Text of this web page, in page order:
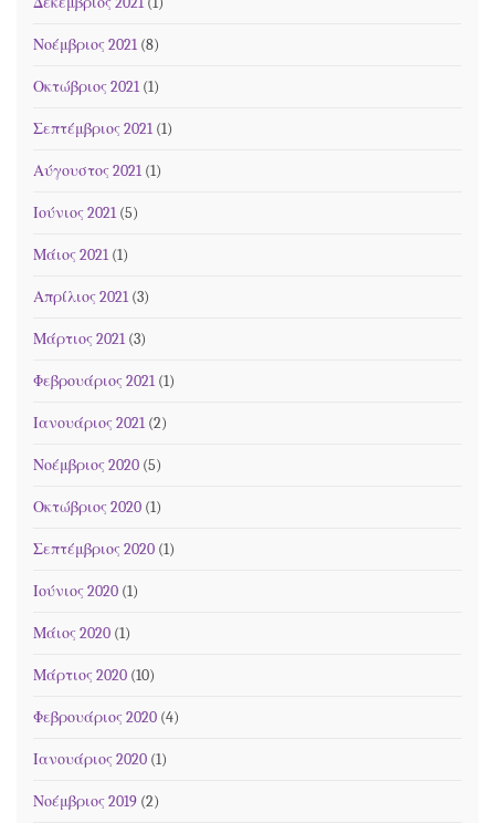
Νοέμβριος 2021 (8)
Οκτώβριος 2021 (1)
Σεπτέμβριος 2021 (1)
Αύγουστος 2021 (1)
Ιούνιος 2021 (5)
Μάιος 2021 (1)
Απρίλιος 2021 (3)
Μάρτιος 2021 (3)
Φεβρουάριος 2021 (1)
Ιανουάριος 2021 (2)
Νοέμβριος 2020 (5)
Οκτώβριος 2020 (1)
Σεπτέμβριος 2020 (1)
Ιούνιος 2020 (1)
Μάιος 2020 (1)
Μάρτιος 2020 (10)
Φεβρουάριος 2020 (4)
Ιανουάριος 2020 (1)
Νοέμβριος 2019 (2)